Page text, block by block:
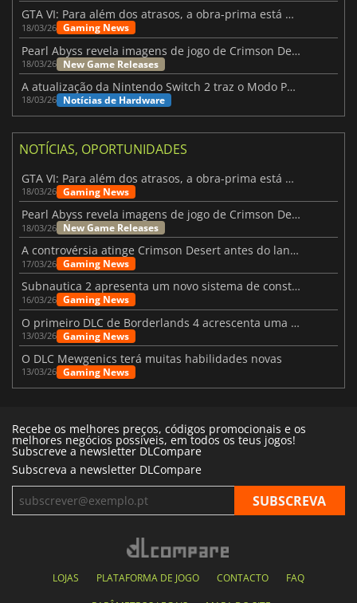
GTA VI: Para além dos atrasos, a obra-prima está quase a chegar
18/03/26 Gaming News
Pearl Abyss revela imagens de jogo de Crimson Desert para a PS5
18/03/26 New Game Releases
A atualização da Nintendo Switch 2 traz o Modo Portátil aos jogos mais antigos da Switch
18/03/26 Notícias de Hardware
NOTÍCIAS, OPORTUNIDADES
GTA VI: Para além dos atrasos, a obra-prima está quase a chegar
18/03/26 Gaming News
Pearl Abyss revela imagens de jogo de Crimson Desert para a PS5
18/03/26 New Game Releases
A controvérsia atinge Crimson Desert antes do lançamento
17/03/26 Gaming News
Subnautica 2 apresenta um novo sistema de construção de bases
16/03/26 Gaming News
O primeiro DLC de Borderlands 4 acrescenta uma nova personagem e muito mais
13/03/26 Gaming News
O DLC Mewgenics terá muitas habilidades novas
13/03/26 Gaming News
Recebe os melhores preços, códigos promocionais e os
melhores negócios possíveis, em todos os teus jogos!
Subscreve a newsletter DLCompare
Subscreva a newsletter DLCompare
LOJAS PLATAFORMA DE JOGO CONTACTO FAQ